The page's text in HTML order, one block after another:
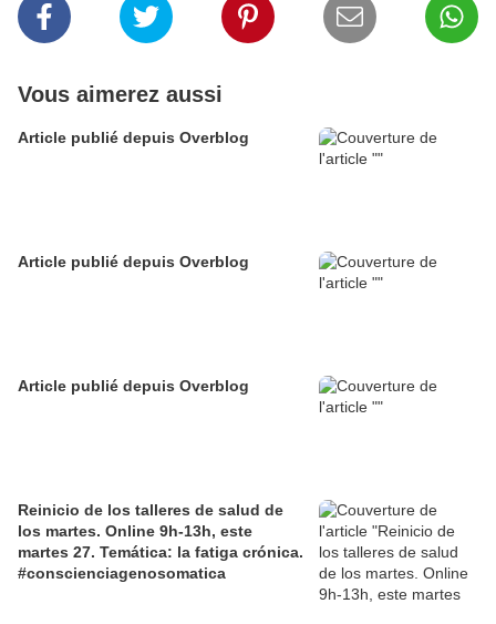
Vous aimerez aussi
Article publié depuis Overblog
Article publié depuis Overblog
Article publié depuis Overblog
Reinicio de los talleres de salud de
los martes. Online 9h-13h, este
martes 27. Temática: la fatiga crónica.
#conscienciagenosomatica